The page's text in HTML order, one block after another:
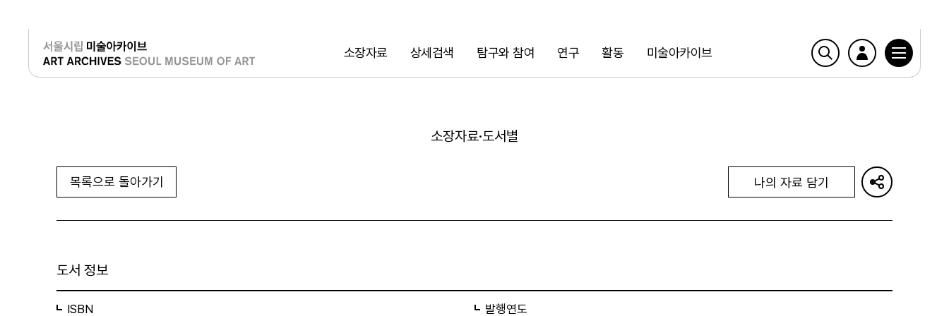
소장자료 상세검색 탐구와 참여 연구 활동 미술아카이브
검색
로그인
소장자료·도서별
목록으로 돌아가기 나의 자료 담기
도서 정보
ISBN 발행연도